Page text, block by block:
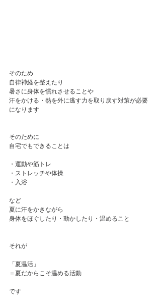
そのため
自律神経を整えたり
暑さに身体を慣れさせることや
汗をかける・熱を外に逃す力を取り戻す対策が必要
になります
そのために
自宅でもできることは
・運動や筋トレ
・ストレッチや体操
・入浴
など
夏に汗をかきながら
身体をほぐしたり・動かしたり・温めること
それが
「夏温活」
＝夏だからこそ温める活動
です